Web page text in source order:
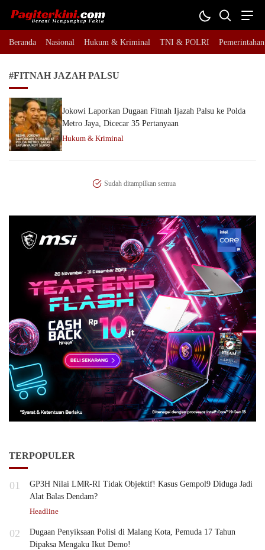
Pagiterkini.com
Berani Mengungkap Fakta
Beranda Nasional Hukum & Kriminal TNI & POLRI Pemerintahan
#FITNAH JAZAH PALSU
Jokowi Laporkan Dugaan Fitnah Ijazah Palsu ke Polda
Metro Jaya, Dicecar 35 Pertanyaan
Hukum & Kriminal
Sudah ditampilkan semua
TERPOPULER
01
GP3H Nilai LMR-RI Tidak Objektif! Kasus Gempol9 Diduga Jadi
Alat Balas Dendam?
Headline
02
Dugaan Penyiksaan Polisi di Malang Kota, Pemuda 17 Tahun
Dipaksa Mengaku Ikut Demo!